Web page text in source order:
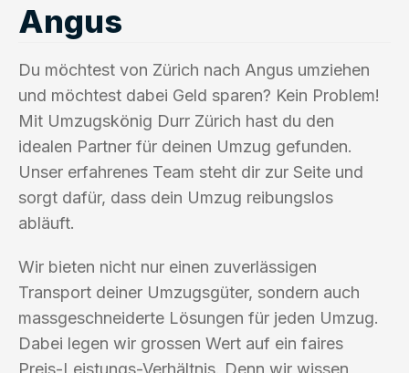
Angus
Du möchtest von Zürich nach Angus umziehen
und möchtest dabei Geld sparen? Kein Problem!
Mit Umzugskönig Durr Zürich hast du den
idealen Partner für deinen Umzug gefunden.
Unser erfahrenes Team steht dir zur Seite und
sorgt dafür, dass dein Umzug reibungslos
abläuft.
Wir bieten nicht nur einen zuverlässigen
Transport deiner Umzugsgüter, sondern auch
massgeschneiderte Lösungen für jeden Umzug.
Dabei legen wir grossen Wert auf ein faires
Preis-Leistungs-Verhältnis. Denn wir wissen,